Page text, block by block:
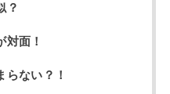
？
面！
ない？！